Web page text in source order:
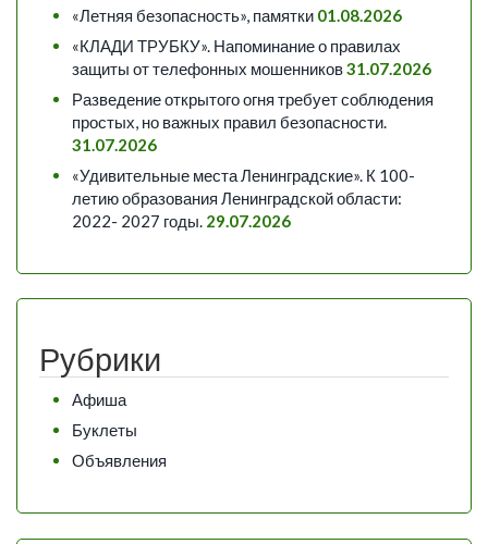
«Летняя безопасность», памятки 01.08.2026
«КЛАДИ ТРУБКУ». Напоминание о правилах
защиты от телефонных мошенников31.07.2026
Разведение открытого огня требует соблюдения
простых, но важных правил безопасности.
31.07.2026
«Удивительные места Ленинградские». К 100-
летию образования Ленинградской области:
2022- 2027 годы. 29.07.2026
Рубрики
Афиша
Буклеты
Объявления